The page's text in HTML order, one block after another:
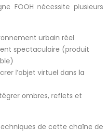
FOOH nécessite plusieurs
urbain réel
spectaculaire (produit
l’objet virtuel dans la
ombres, reflets et
de cette chaîne de